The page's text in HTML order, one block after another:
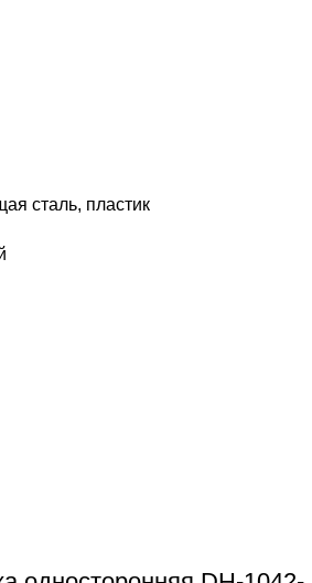
сталь, пластик